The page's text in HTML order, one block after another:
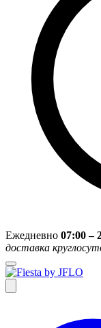
Ежедневно 07:00 –
доставка